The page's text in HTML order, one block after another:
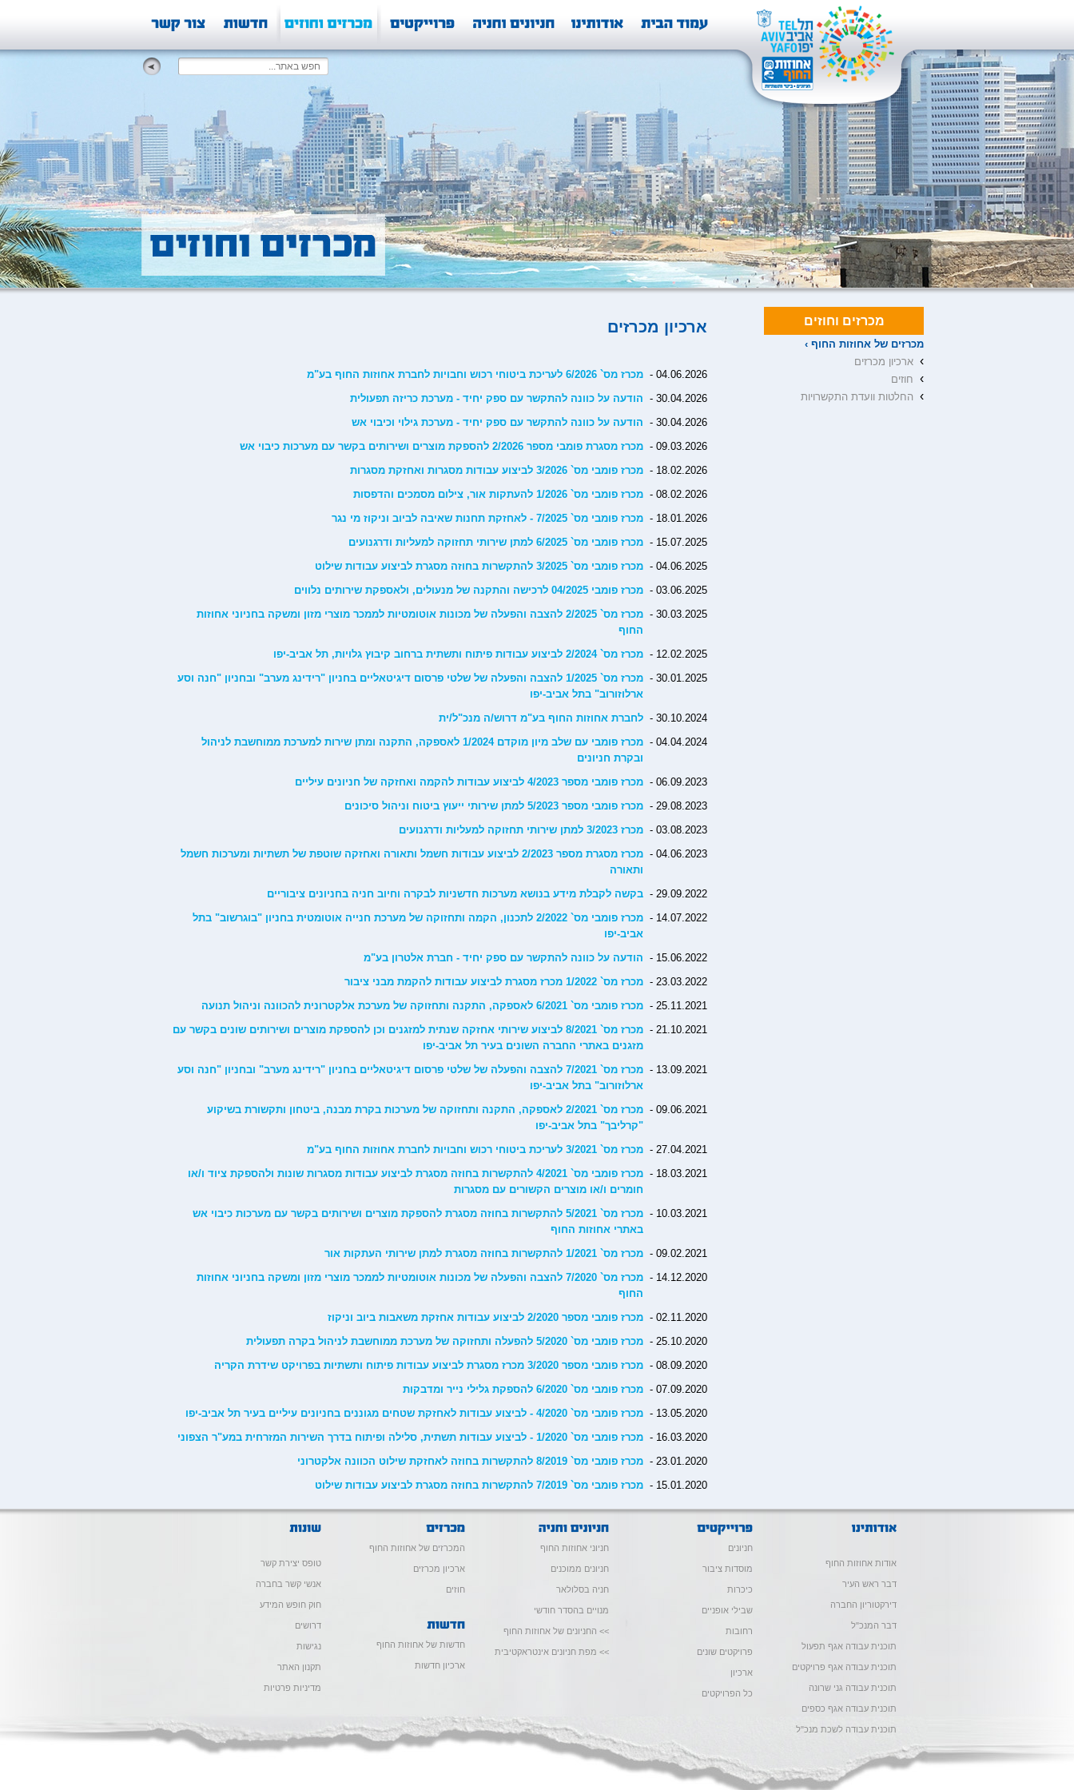
מכרזים וחוזים
מכרזים של אחוזות החוף ›
› ארכיון מכרזים
› חוזים
› החלטות וועדת התקשרויות
ארכיון מכרזים
04.06.2026 -
מכרז מס` 6/2026 לעריכת ביטוחי רכוש וחבויות לחברת אחוזות החוף בע"מ
30.04.2026 -
הודעה על כוונה להתקשר עם ספק יחיד - מערכת כריזה תפעולית
30.04.2026 -
הודעה על כוונה להתקשר עם ספק יחיד - מערכת גילוי וכיבוי אש
09.03.2026 -
מכרז מסגרת פומבי מספר 2/2026 להספקת מוצרים ושירותים בקשר עם מערכות כיבוי אש
18.02.2026 -
מכרז פומבי מס` 3/2026 לביצוע עבודות מסגרות ואחזקת מסגרות
08.02.2026 -
מכרז פומבי מס` 1/2026 להעתקות אור, צילום מסמכים והדפסות
18.01.2026 -
מכרז פומבי מס` 7/2025 - לאחזקת תחנות שאיבה לביוב וניקוז מי נגר
15.07.2025 -
מכרז פומבי מס` 6/2025 למתן שירותי תחזוקה למעליות ודרגנועים
04.06.2025 -
מכרז פומבי מס` 3/2025 להתקשרות בחוזה מסגרת לביצוע עבודות שילוט
03.06.2025 -
מכרז פומבי 04/2025 לרכישה והתקנה של מנעולים, ולאספקת שירותים נלווים
30.03.2025 -
מכרז מס` 2/2025 להצבה והפעלה של מכונות אוטומטיות לממכר מוצרי מזון ומשקה בחניוני אחוזות
החוף
12.02.2025 -
מכרז מס` 2/2024 לביצוע עבודות פיתוח ותשתית ברחוב קיבוץ גלויות, תל אביב-יפו
30.01.2025 -
מכרז מס` 1/2025 להצבה והפעלה של שלטי פרסום דיגיטאליים בחניון "רידינג מערב" ובחניון "חנה וסע
ארלוזורוב" בתל אביב-יפו
30.10.2024 -
לחברת אחוזות החוף בע"מ דרוש/ה מנכ"ל/ית
04.04.2024 -
מכרז פומבי עם שלב מיון מוקדם 1/2024 לאספקה, התקנה ומתן שירות למערכת ממוחשבת לניהול
ובקרת חניונים
06.09.2023 -
מכרז פומבי מספר 4/2023 לביצוע עבודות להקמה ואחזקה של חניונים עיליים
29.08.2023 -
מכרז פומבי מספר 5/2023 למתן שירותי ייעוץ ביטוח וניהול סיכונים
03.08.2023 -
מכרז 3/2023 למתן שירותי תחזוקה למעליות ודרגנועים
04.06.2023 -
מכרז מסגרת מספר 2/2023 לביצוע עבודות חשמל ותאורה ואחזקה שוטפת של תשתיות ומערכות חשמל
ותאורה
29.09.2022 -
בקשה לקבלת מידע בנושא מערכות חדשניות לבקרה וחיוב חניה בחניונים ציבוריים
14.07.2022 -
מכרז פומבי מס` 2/2022 לתכנון, הקמה ותחזוקה של מערכת חנייה אוטומטית בחניון "בוגרשוב" בתל
אביב-יפו
15.06.2022 -
הודעה על כוונה להתקשר עם ספק יחיד - חברת אלטרון בע"מ
23.03.2022 -
מכרז מס` 1/2022 מכרז מסגרת לביצוע עבודות להקמת מבני ציבור
25.11.2021 -
מכרז פומבי מס` 6/2021 לאספקה, התקנה ותחזוקה של מערכת אלקטרונית להכוונה וניהול תנועה
21.10.2021 -
מכרז מס` 8/2021 לביצוע שירותי אחזקה שנתית למזגנים וכן להספקת מוצרים ושירותים שונים בקשר עם
מזגנים באתרי החברה השונים בעיר תל אביב-יפו
13.09.2021 -
מכרז מס` 7/2021 להצבה והפעלה של שלטי פרסום דיגיטאליים בחניון "רידינג מערב" ובחניון "חנה וסע
ארלוזורוב" בתל אביב-יפו
09.06.2021 -
מכרז מס` 2/2021 לאספקה, התקנה ותחזוקה של מערכות בקרת מבנה, ביטחון ותקשורת בשיקוע
"קרליבך" בתל אביב-יפו
27.04.2021 -
מכרז מס` 3/2021 לעריכת ביטוחי רכוש וחבויות לחברת אחוזות החוף בע"מ
18.03.2021 -
מכרז פומבי מס` 4/2021 להתקשרות בחוזה מסגרת לביצוע עבודות מסגרות שונות ולהספקת ציוד ו/או
חומרים ו/או מוצרים הקשורים עם מסגרות
10.03.2021 -
מכרז מס` 5/2021 להתקשרות בחוזה מסגרת להספקת מוצרים ושירותים בקשר עם מערכות כיבוי אש
באתרי אחוזות החוף
09.02.2021 -
מכרז מס` 1/2021 להתקשרות בחוזה מסגרת למתן שירותי העתקות אור
14.12.2020 -
מכרז מס` 7/2020 להצבה והפעלה של מכונות אוטומטיות לממכר מוצרי מזון ומשקה בחניוני אחוזות
החוף
02.11.2020 -
מכרז פומבי מספר 2/2020 לביצוע עבודות אחזקת משאבות ביוב וניקוז
25.10.2020 -
מכרז פומבי מס` 5/2020 להפעלה ותחזוקה של מערכת ממוחשבת לניהול בקרה תפעולית
08.09.2020 -
מכרז פומבי מספר 3/2020 מכרז מסגרת לביצוע עבודות פיתוח ותשתיות בפרויקט שידרת הקריה
07.09.2020 -
מכרז פומבי מס` 6/2020 להספקת גלילי נייר ומדבקות
13.05.2020 -
מכרז פומבי מס` 4/2020 - לביצוע עבודות לאחזקת שטחים מגוננים בחניונים עיליים בעיר תל אביב-יפו
16.03.2020 -
מכרז פומבי מס` 1/2020 - לביצוע עבודות תשתית, סלילה ופיתוח בדרך השירות המזרחית במע"ר הצפוני
23.01.2020 -
מכרז פומבי מס` 8/2019 להתקשרות בחוזה לאחזקת שילוט הכוונה אלקטרוני
15.01.2020 -
מכרז פומבי מס` 7/2019 להתקשרות בחוזה מסגרת לביצוע עבודות שילוט
אודות אחוזות החוף
דבר ראש העיר
דירקטוריון החברה
דבר המנכ"ל
תוכנית עבודה אגף תפעול
תוכנית עבודה אגף פרויקטים
תוכנית עבודה גני שרונה
תוכנית עבודה אגף כספים
תוכנית עבודה לשכת מנכ"ל
חניונים
מוסדות ציבור
כיכרות
שבילי אופניים
רחובות
פרויקטים שונים
ארכיון
כל הפרויקטים
חניוני אחוזות החוף
חניונים ממוכנים
חניה בסלולאר
מנויים בהסדר חודשי
>> החניונים של אחוזות החוף
>> מפת חניונים אינטראקטיבית
המכרזים של אחוזות החוף
ארכיון מכרזים
חוזים
חדשות של אחוזות החוף
ארכיון חדשות
טופס יצירת קשר
אנשי קשר בחברה
חוק חופש המידע
דרושים
נגישות
תקנון האתר
מדיניות פרטיות